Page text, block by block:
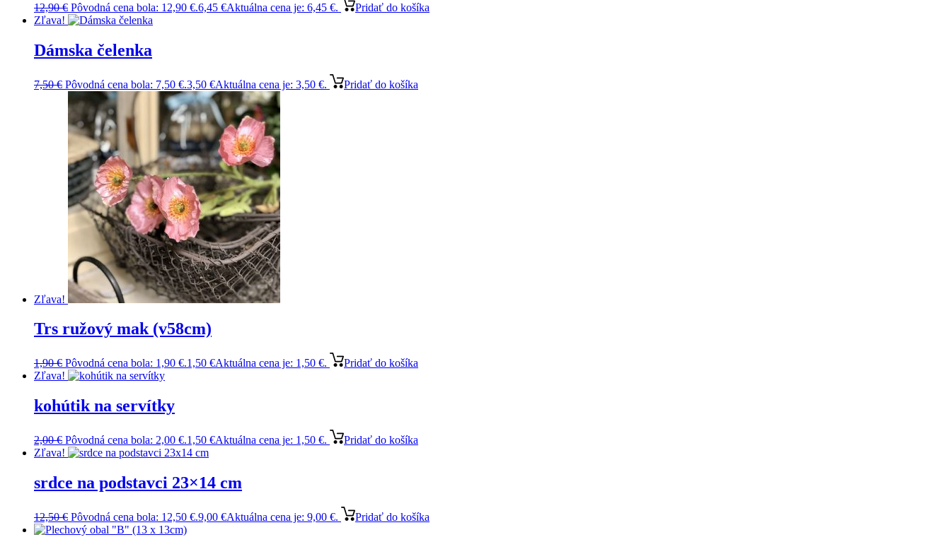
12,90€ Pôvodná cena bola: 12,90 €.6,45 €Aktuálna cena je: 6,45 €.
Pridať do košíka
Zľava!
Dámska čelenka
7,50€ Pôvodná cena bola: 7,50 €.3,50 €Aktuálna cena je: 3,50 €. Pridať do košíka
Zľava!
Trs ružový mak (v58cm)
1,90€ Pôvodná cena bola: 1,90 €.1,50 €Aktuálna cena je: 1,50 €.
Pridať do košíka
Zľava!
kohútik na servítky
2,00€ Pôvodná cena bola: 2,00 €.1,50 €Aktuálna cena je: 1,50 €.
Pridať do košíka
Zľava!
srdce na podstavci 23×14 cm
12,50€ Pôvodná cena bola: 12,50 €.9,00 €Aktuálna cena je: 9,00 €. Pridať do košíka